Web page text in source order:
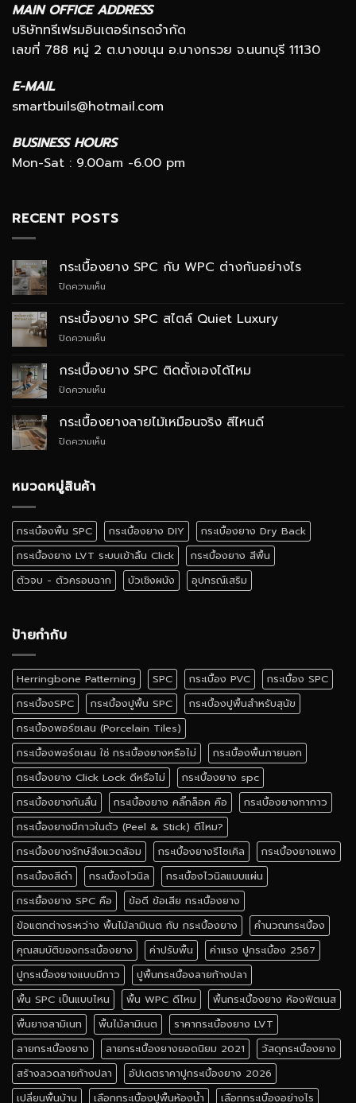
MAIN OFFICE ADDRESS
บริษัททรีเฟรมอินเตอร์เทรดจำกัด
เลขที่ 788 หมู่ 2 ต.บางขนุน อ.บางกรวย จ.นนทบุรี 11130
E-MAIL
smartbuils@hotmail.com
BUSINESS HOURS
Mon-Sat : 9.00am -6.00 pm
RECENT POSTS
กระเบื้องยาง SPC กับ WPC ต่างกันอย่างไร
ปิดความเห็น
ยาง
SPC
ต่าง
กระเบื้องยาง SPC สไตล์ Quiet Luxury
ปิดความเห็น
ยาง
SPC
Luxury
กระเบื้องยาง SPC ติดตั้งเองได้ไหม
ปิดความเห็น
ยาง
SPC
กระเบื้องยางลายไม้เหมือนจริง สีไหนดี
ปิดความเห็น
สี
ไหน
ดี
หมวดหมู่สินค้า
กระเบื้องพื้น SPC กระเบื้องยาง DIY
กระเบื้องยาง Dry Back
กระเบื้องยาง LVT ระบบเข้าลิ้น Click
กระเบื้องยาง สีพื้น
ตัวจบ - ตัวครอบฉาก
บัวเชิงผนัง อุปกรณ์เสริม
ป้ายกำกับ
Herringbone Patterning SPC กระเบื้อง PVC
กระเบื้อง SPC
กระเบื้องSPC
กระเบื้องปูพื้น SPC
กระเบื้องปูพื้นสำหรับสุนัข
กระเบื้องพอร์ซเลน (Porcelain Tiles)
กระเบื้องพอร์ซเลน ใช่ กระเบื้องยางหรือไม่
กระเบื้องพื้นภายนอก
กระเบื้องยาง Click Lock ดีหรือไม่
กระเบื้องยาง spc
กระเบื้องยางกันลื่น
กระเบื้องยาง คลิ๊กล็อค คือ
กระเบื้องยางทากาว
กระเบื้องยางมีกาวในตัว (Peel & Stick) ดีไหม?
กระเบื้องยางรักษ์สิ่งแวดล้อม
กระเบื้องยางรีไซเคิล
กระเบื้องยางแพง
กระเบื้องสีดำ
กระเบื้องไวนิล
กระเบื้องไวนิลแบบแผ่น
กระเยื้องยาง SPC คือ
ข้อดี ข้อเสีย กระเบื้องยาง
ข้อแตกต่างระหว่าง พื้นไม้ลามิเนต กับ กระเบื้องยาง
คำนวณกระเบื้อง
คุณสมบัติของกระเบื้องยาง
ค่าปรับพื้น
ค่าแรง ปูกระเบื้อง 2567
ปูกระเบื้องยางแบบมีกาว
ปูพื้นกระเบื้องลายก้างปลา
พื้น SPC เป็นแบบไหน
พื้น WPC ดีไหม
พื้นกระเบื้องยาง ห้องฟิตเนส
พื้นยางลามิเนท
พื้นไม้ลามิเนต
ราคากระเบื้องยาง LVT
ลายกระเบื้องยาง
ลายกระเบื้องยางยอดนิยม 2021
วัสดุกระเบื้องยาง
สร้างลวดลายก้างปลา
อัปเดตราคาปูกระเบื้องยาง 2026
เปลี่ยนพื้นบ้าน
เลือกกระเบื้องปูพื้นห้องน้ำ เลือกกระเบื้องอย่างไร